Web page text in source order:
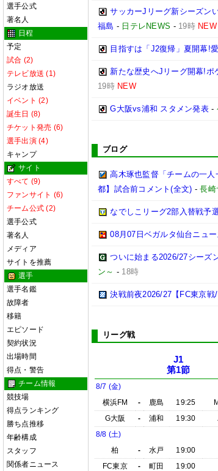
選手公式
著名人
日程
予定
試合 (2)
テレビ放送 (1)
ラジオ放送
イベント (2)
誕生日 (8)
チケット発売 (6)
選手出演 (4)
キャンプ
サイト
すべて (9)
ファンサイト (6)
チーム公式 (2)
選手公式
著名人
メディア
サイトを推薦
選手
選手名鑑
故障者
移籍
エピソード
契約状況
出場時間
得点・警告
チーム情報
競技場
得点ランキング
勝ち点推移
年齢構成
スタッフ
関係者ニュース
サッカーJリーグ新シーズン
福島 - 日テレNEWS - 19時 NEW
目指すは「J2復帰」夏開幕!
新たな歴史へJリーグ開幕!ポ
19時 NEW
G大阪vs浦和 スタメン発表 -
ブログ
高木琢也監督「チームの一
都】試合前コメント(全文) -長崎
なでしこリーグ2部入替戦予
08月07日ベガルタ仙台ニュ
ついに始まる2026/27シーズ
ン～ - 18時
決戦前夜2026/27【FC東京戦/
リーグ戦
J1
第1節
8/7 (金)
横浜FM
- 鹿島 19:25
G大阪
- 浦和 19:30
8/8 (土)
柏
- 水戸 19:00
FC東京
- 町田 19:00